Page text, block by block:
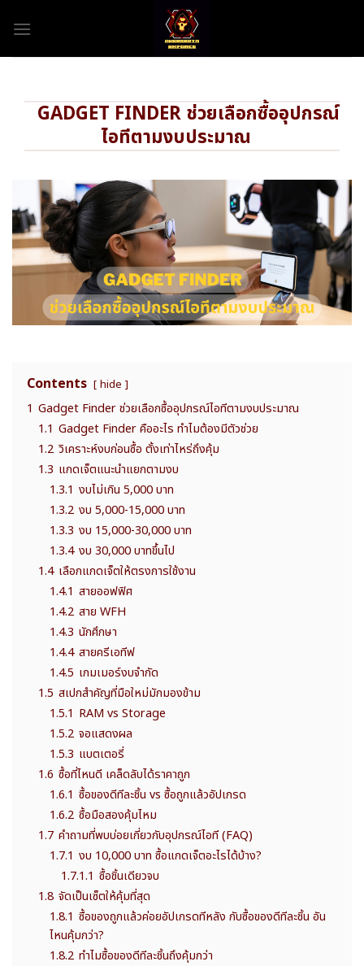
GADGET FINDER ช่วยเลือกซื้ออุปกรณ์
ไอทีตามงบประมาณ
Contents hide
1 Gadget Finder ช่วยเลือกซื้ออุปกรณ์ไอทีตามงบประมาณ
1.1 Gadget Finder คืออะไร ทำไมต้องมีตัวช่วย
1.2 วิเคราะห์งบก่อนซื้อ ตั้งเท่าไหร่ถึงคุ้ม
1.3 แกดเจ็ตแนะนำแยกตามงบ
1.3.1 งบไม่เกิน 5,000 บาท
1.3.2 งบ 5,000-15,000 บาท
1.3.3 งบ 15,000-30,000 บาท
1.3.4 งบ 30,000 บาทขึ้นไป
1.4 เลือกแกดเจ็ตให้ตรงการใช้งาน
1.4.1 สายออฟฟิศ
1.4.2 สาย WFH
1.4.3 นักศึกษา
1.4.4 สายครีเอทีฟ
1.4.5 เกมเมอร์งบจำกัด
1.5 สเปกสำคัญที่มือใหม่มักมองข้าม
1.5.1 RAM vs Storage
1.5.2 จอแสดงผล
1.5.3 แบตเตอรี่
1.6 ซื้อที่ไหนดี เคล็ดลับได้ราคาถูก
1.6.1 ซื้อของดีทีละชิ้น vs ซื้อถูกแล้วอัปเกรด
1.6.2 ซื้อมือสองคุ้มไหม
1.7 คำถามที่พบบ่อยเกี่ยวกับอุปกรณ์ไอที (FAQ)
1.7.1 งบ 10,000 บาท ซื้อแกดเจ็ตอะไรได้บ้าง?
1.7.1.1 ซื้อชิ้นเดียวจบ
1.8 จัดเป็นเซ็ตให้คุ้มที่สุด
1.8.1 ซื้อของถูกแล้วค่อยอัปเกรดทีหลัง กับซื้อของดีทีละชิ้น อัน
ไหนคุ้มกว่า?
1.8.2 ทำไมซื้อของดีทีละชิ้นถึงคุ้มกว่า